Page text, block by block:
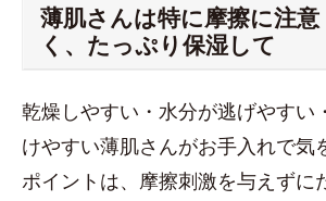
薄肌さんは特に摩擦に注意
く、たっぷり保湿して
乾燥しやすい・水分が逃げやすい
けやすい薄肌さんがお手入れで気
ポイントは、摩擦刺激を与えずに